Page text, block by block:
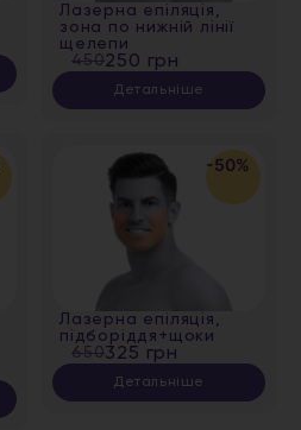
Лазерна епіляція,
зона по нижній лінії
щелепи
450250 грн
Детальніше
Лазерна епіляція,
підборіддя+щоки
650325 грн
Детальніше
-50%